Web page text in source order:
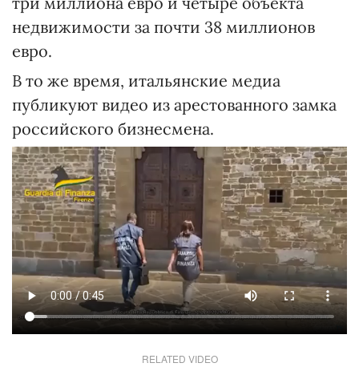
недвижимости за почти 38 миллионов
евро.
В то же время, итальянские медиа
публикуют видео из арестованного замка
российского бизнесмена.
RELATED VIDEO